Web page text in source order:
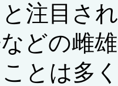
注目さ
どの雌
とは多